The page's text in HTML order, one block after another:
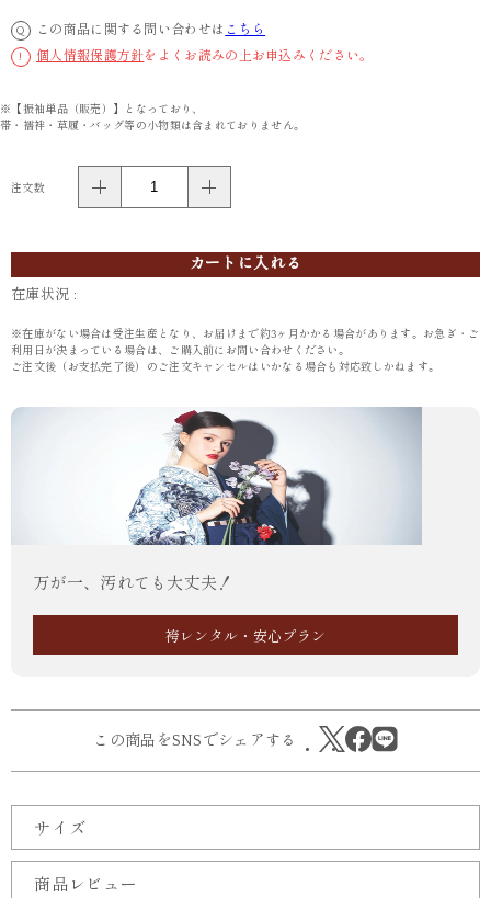
Q この商品に関する問い合わせは こちら
! 個人情報保護方針をよくお読みの上お申込みください。
※【振袖単品（販売）】となっており、
帯・襦袢・草履・バッグ等の小物類は含まれておりません。
注文数
カートに入れる
在庫状況 :
※在庫がない場合は受注生産となり、お届けまで約3ヶ月かかる場合があります。お急ぎ・ご
利用日が決まっている場合は、ご購入前にお問い合わせください。
ご注文後（お支払完了後）のご注文キャンセルはいかなる場合も対応致しかねます。
万が一、汚れても大丈夫！
袴レンタル・安心プラン
この商品をSNSでシェアする
サイズ
商品レビュー